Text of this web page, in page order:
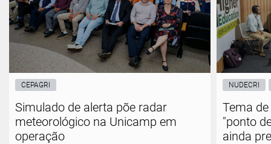
CEPAGRI
Simulado de alerta põe radar
meteorológico na Unicamp em
operação
NUDECRI
Tema
"ponto
ainda